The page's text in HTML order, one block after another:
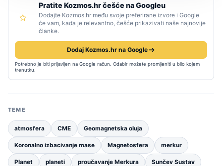
Pratite Kozmos.hr češće na Googleu
Dodajte Kozmos.hr među svoje preferirane izvore i Google
će vam, kada je relevantno, češće prikazivati naše najnovije
članke.
Dodaj Kozmos.hr na Google
Potrebno je biti prijavljen na Google račun. Odabir možete promijeniti u bilo kojem
trenutku.
TEME
atmosfera CME Geomagnetska oluja
Koronalno izbacivanje mase Magnetosfera merkur
Planet planeti proučavanje Merkura Sunčev Sustav